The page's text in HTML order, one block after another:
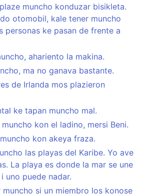
muncho konduzar bisikleta.
otomobil, kale tener muncho
personas ke pasan de frente a
ahariento la makina.
ma no ganava bastante.
de Irlanda mos plazieron
ke tapan muncho mal.
kon el ladino, mersi Beni.
kon akeya fraza.
las playas del Karibe. Yo ave
La playa es donde la mar se une
uno puede nadar.
muncho si un miembro los konose